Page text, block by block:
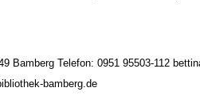
Telefon: 0951 95503-112
bamberg.de